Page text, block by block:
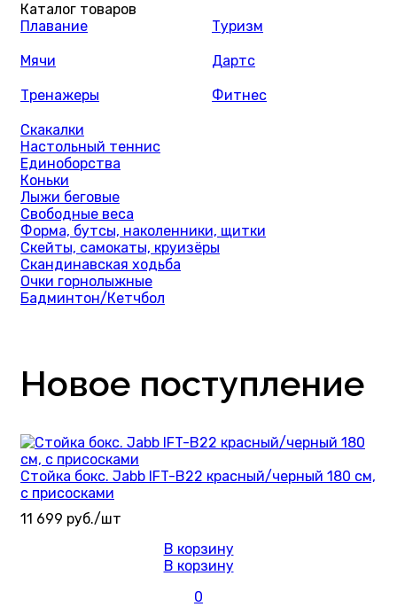
Каталог товаров
Плавание
Туризм
Мячи Дартс
Тренажеры Фитнес
Скакалки
Настольный теннис
Единоборства
Коньки
Лыжи беговые
Свободные веса
Форма, бутсы, наколенники, щитки
Скейты, самокаты, круизёры
Скандинавская ходьба
Очки горнолыжные
Бадминтон/Кетчбол
Новое поступление
Стойка бокс. Jabb IFT-B22 красный/черный 180 см,
с присосками
11 699 руб./шт
В корзину
В корзину
0